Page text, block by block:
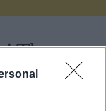
The
tornare